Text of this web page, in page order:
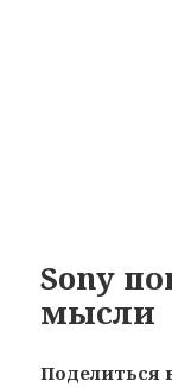
Sony
мысли
Поделиться